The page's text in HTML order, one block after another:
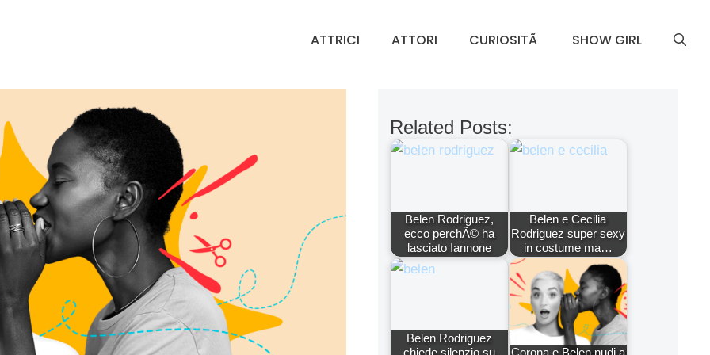
ATTRICI ATTORI CURIOSITÃ SHOW GIRL
Related Posts:
Belen Rodriguez,
ecco perchÃ© ha
lasciato Iannone
Belen e Cecilia
Rodriguez super sexy
in costume ma…
Belen Rodriguez